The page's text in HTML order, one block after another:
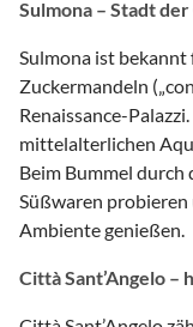
Sulmona – Stadt
Sulmona ist
Zuckermandeln
Renaissance-
mittelalterlichen
Beim Bummel
Süßwaren
Ambiente genießen.
Città Sant’Angelo